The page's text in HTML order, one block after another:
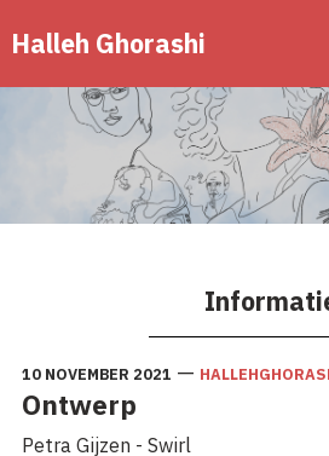
Halleh Ghorashi
10 NOVEMBER 2021 —
Ontwerp
Petra Gijzen - Swirl